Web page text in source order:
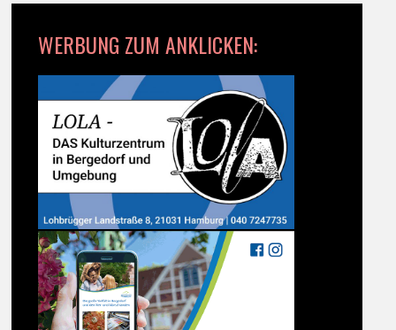
WERBUNG ZUM ANKLICKEN: